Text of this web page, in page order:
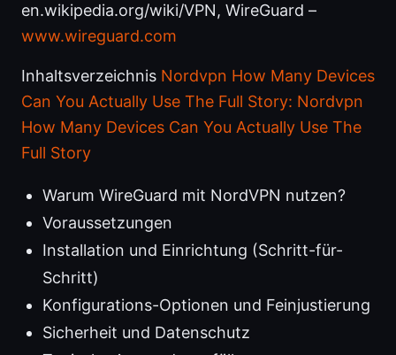
en.wikipedia.org/wiki/VPN, WireGuard –
www.wireguard.com
Inhaltsverzeichnis Nordvpn How Many Devices
Can You Actually Use The Full Story: Nordvpn
How Many Devices Can You Actually Use The
Full Story
Warum WireGuard mit NordVPN nutzen?
Voraussetzungen
Installation und Einrichtung (Schritt-für-
Schritt)
Konfigurations-Optionen und Feinjustierung
Sicherheit und Datenschutz